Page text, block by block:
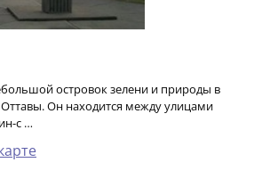
островок зелени и природы в
Он находится между улицами
с …